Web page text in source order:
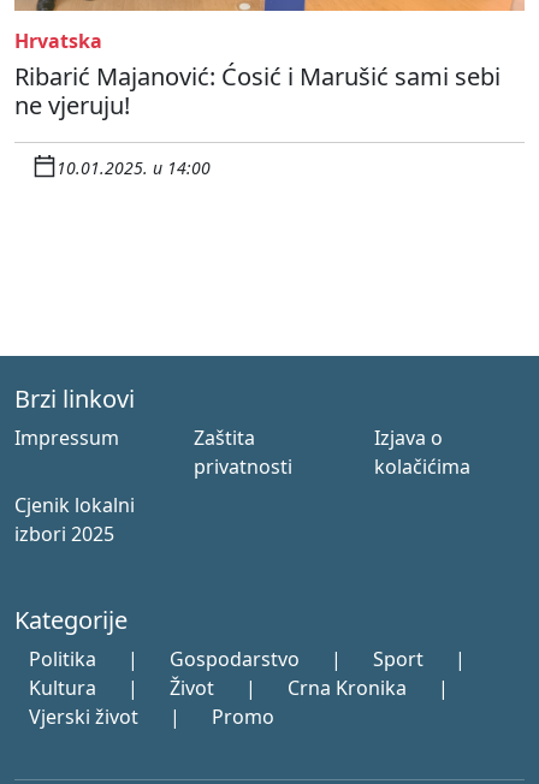
Hrvatska
Ribarić Majanović: Ćosić i Marušić sami sebi
ne vjeruju!
10.01.2025. u 14:00
Brzi linkovi
Impressum
Zaštita
privatnosti
Izjava o
kolačićima
Cjenik lokalni
izbori 2025
Kategorije
Politika | Gospodarstvo | Sport
|
Kultura
| Život | Crna Kronika
|
Vjerski život
| Promo